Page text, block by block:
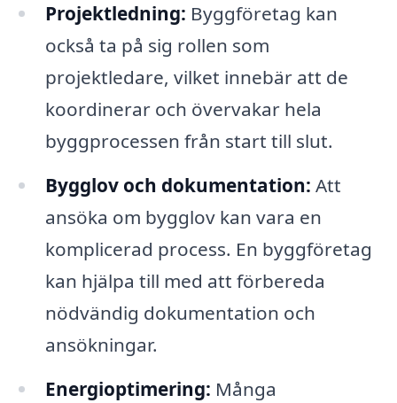
Projektledning: Byggföretag kan
också ta på sig rollen som
projektledare, vilket innebär att de
koordinerar och övervakar hela
byggprocessen från start till slut.
Bygglov och dokumentation: Att
ansöka om bygglov kan vara en
komplicerad process. En byggföretag
kan hjälpa till med att förbereda
nödvändig dokumentation och
ansökningar.
Energioptimering: Många